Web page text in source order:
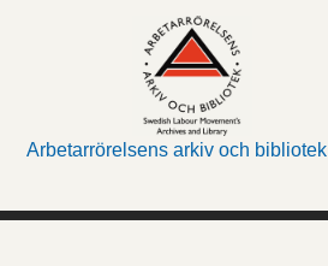
Arbetarrörelsens arkiv och bibliotek